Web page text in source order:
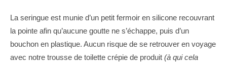
La seringue est munie d’un petit fermoir en silicone recouvrant
la pointe afin qu’aucune goutte ne s’échappe, puis d’un
bouchon en plastique. Aucun risque de se retrouver en voyage
avec notre trousse de toilette crépie de produit (à qui cela